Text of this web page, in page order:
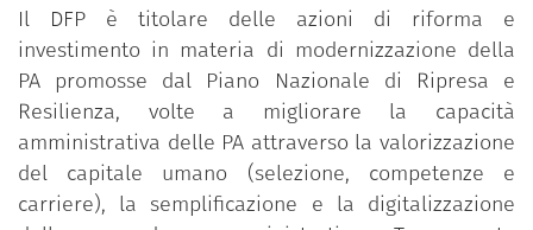
Il DFP è titolare delle azioni di riforma e
investimento in materia di modernizzazione della
PA promosse dal Piano Nazionale di Ripresa e
Resilienza, volte a migliorare la capacità
amministrativa delle PA attraverso la valorizzazione
del capitale umano (selezione, competenze e
carriere), la semplificazione e la digitalizzazione